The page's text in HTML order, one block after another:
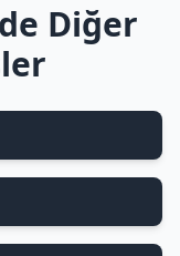
Diğer